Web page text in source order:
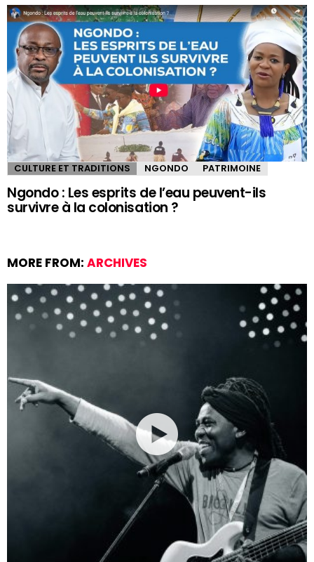
CULTURE ET TRADITIONS NGONDO PATRIMOINE
Ngondo : Les esprits de l’eau peuvent-ils
survivre à la colonisation ?
MORE FROM: ARCHIVES